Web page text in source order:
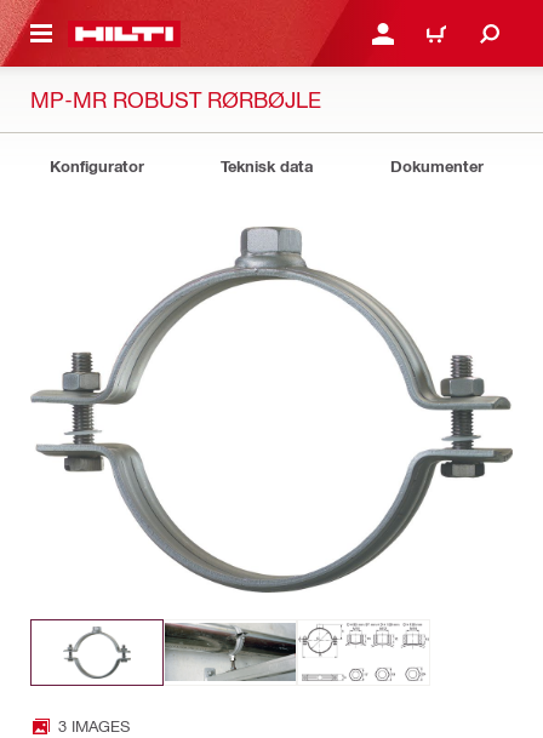
HOVEDINDHOLD LOG IND ELLER
INDKØBSKURV
MP-MR ROBUST RØRBØJLE
Konfigurator Teknisk data Dokumenter
3 IMAGES